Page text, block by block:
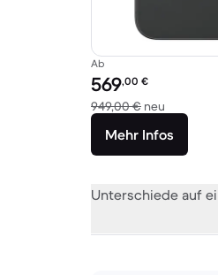
Ab
Preis des erneuerten
569,00 €
949,00 € neu
Mehr Infos
Unterschiede auf